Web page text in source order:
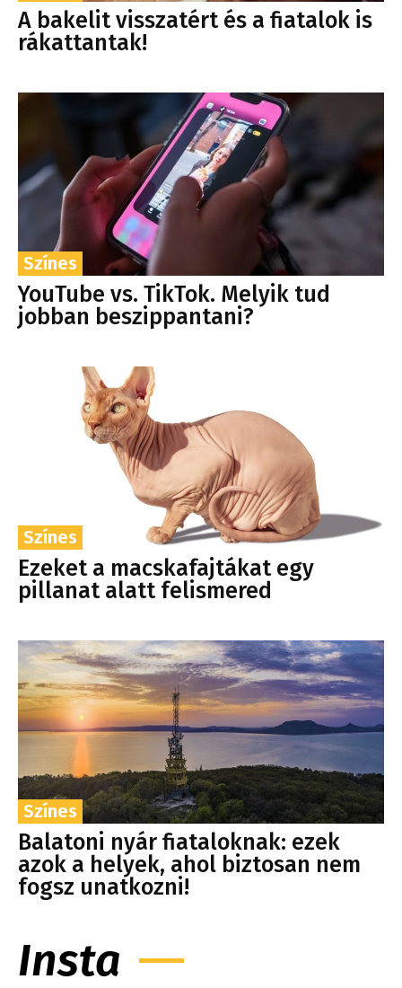
A bakelit visszatért és a fiatalok is
rákattantak!
Színes
YouTube vs. TikTok. Melyik tud
jobban beszippantani?
Színes
Ezeket a macskafajtákat egy
pillanat alatt felismered
Színes
Balatoni nyár fiataloknak: ezek
azok a helyek, ahol biztosan nem
fogsz unatkozni!
Insta